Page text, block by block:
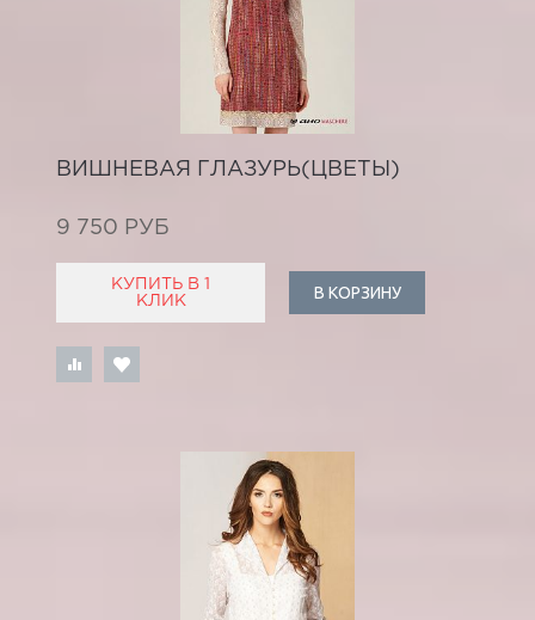
ВИШНЕВАЯ ГЛАЗУРЬ(ЦВЕТЫ)
9 750 РУБ
КУПИТЬ В 1
КЛИК
В КОРЗИНУ